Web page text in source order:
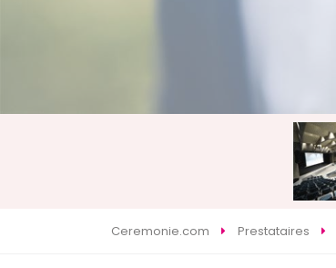
Ceremonie.com Prestataires